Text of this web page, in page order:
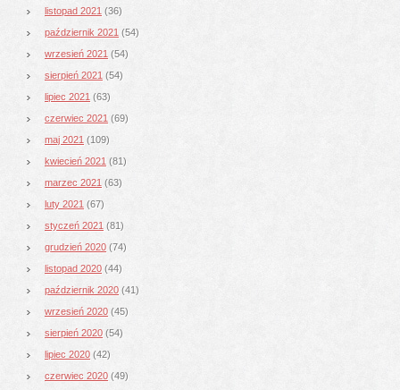
listopad 2021 (36)
październik 2021 (54)
wrzesień 2021 (54)
sierpień 2021 (54)
lipiec 2021 (63)
czerwiec 2021 (69)
maj 2021 (109)
kwiecień 2021 (81)
marzec 2021 (63)
luty 2021 (67)
styczeń 2021 (81)
grudzień 2020 (74)
listopad 2020 (44)
październik 2020 (41)
wrzesień 2020 (45)
sierpień 2020 (54)
lipiec 2020 (42)
czerwiec 2020 (49)